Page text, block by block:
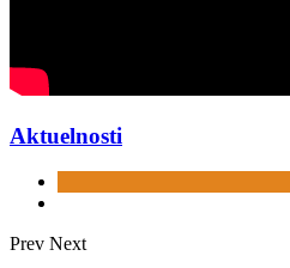
Aktuelnosti
Prev Next